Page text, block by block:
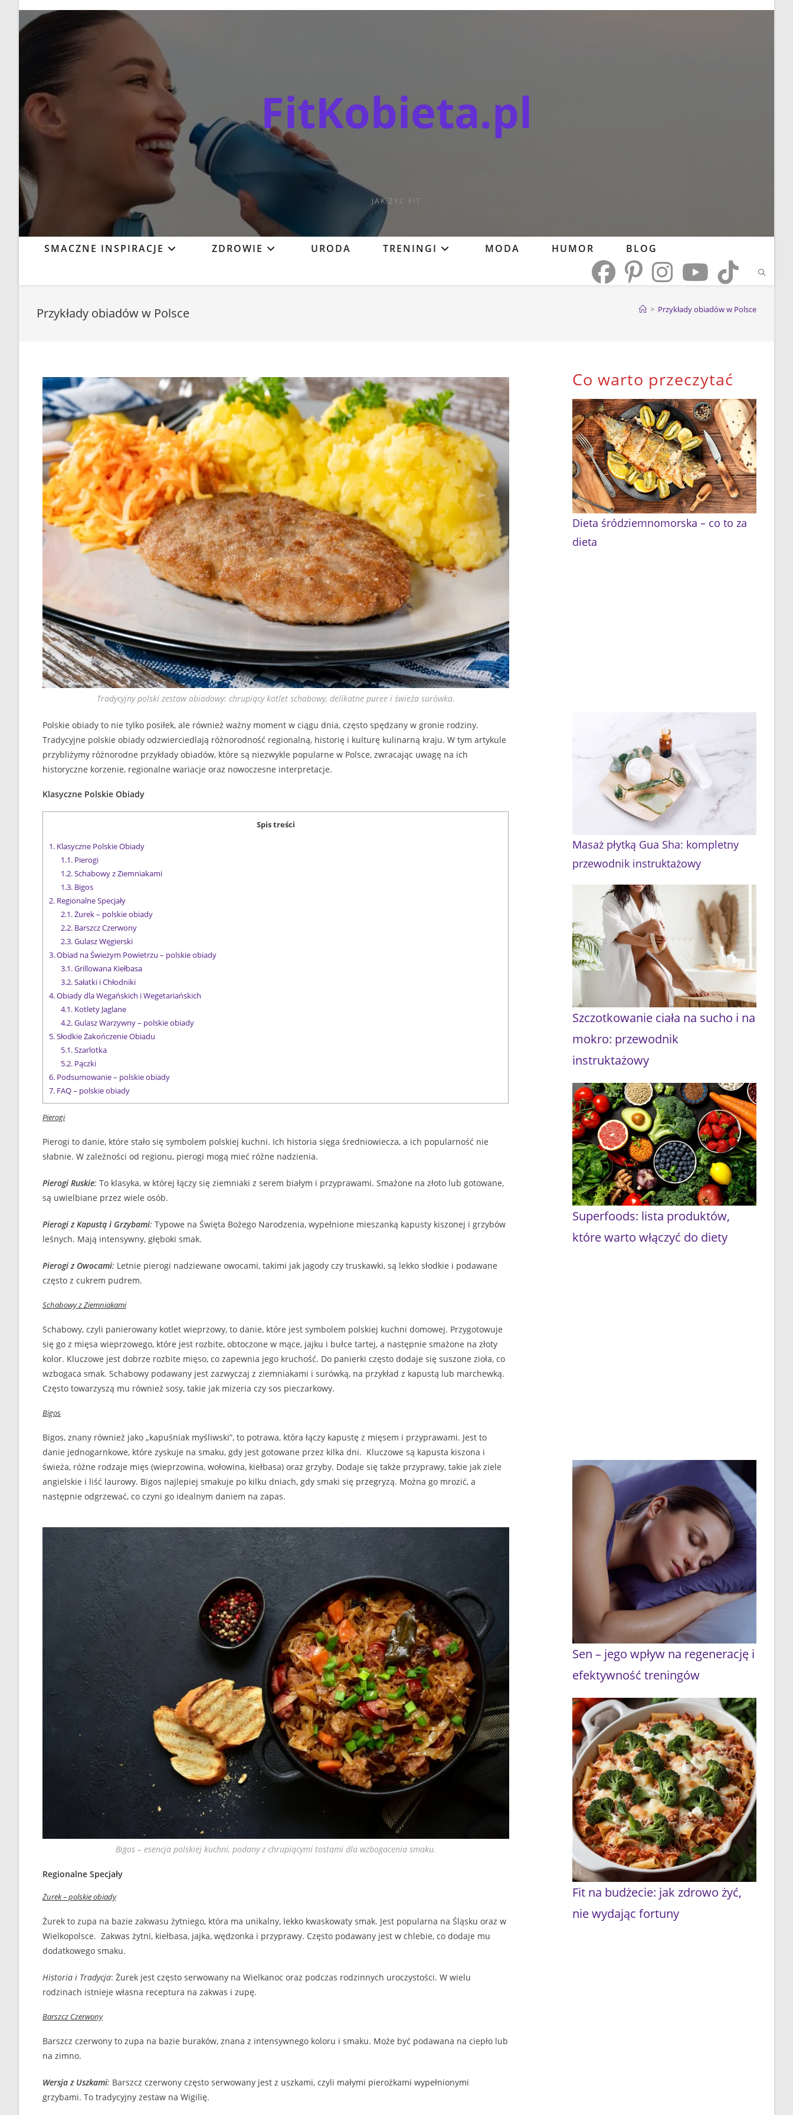
FitKobieta.pl
JAK ŻYC FIT
SMACZNE INSPIRACJE ZDROWIE URODA TRENINGI MODA HUMOR BLOG
Przykłady obiadów w Polsce > Przykłady obiadów w Polsce
Tradycyjny polski zestaw obiadowy: chrupiący kotlet schabowy, delikatne puree i świeża surówka.
Polskie obiady to nie tylko posiłek, ale również ważny moment w ciągu dnia, często spędzany w gronie rodziny.
Tradycyjne polskie obiady odzwierciedlają różnorodność regionalną, historię i kulturę kulinarną kraju. W tym artykule
przybliżymy różnorodne przykłady obiadów, które są niezwykle popularne w Polsce, zwracając uwagę na ich
historyczne korzenie, regionalne wariacje oraz nowoczesne interpretacje.
Klasyczne Polskie Obiady
Spis treści
1. Klasyczne Polskie Obiady
1.1.Pierogi
1.2.Schabowy z Ziemniakami
1.3.Bigos
2. Regionalne Specjały
2.1.Żurek – polskie obiady
2.2.Barszcz Czerwony
2.3.Gulasz Węgierski
3.Obiad na Świeżym Powietrzu – polskie obiady
3.1.Grillowana Kiełbasa
3.2.Sałatki i Chłodniki
4.Obiady dla Wegańskich i Wegetariańskich
4.1.Kotlety Jaglane
4.2.Gulasz Warzywny – polskie obiady
5.Słodkie Zakończenie Obiadu
5.1.Szarlotka
5.2.Pączki
6. Podsumowanie – polskie obiady
7. FAQ – polskie obiady
Pierogi
Pierogi to danie, które stało się symbolem polskiej kuchni. Ich historia sięga średniowiecza, a ich popularność nie
słabnie. W zależności od regionu, pierogi mogą mieć różne nadzienia.
Pierogi Ruskie: To klasyka, w której łączy się ziemniaki z serem białym i przyprawami. Smażone na złoto lub gotowane,
są uwielbiane przez wiele osób.
Pierogi z Kapustą i Grzybami: Typowe na Święta Bożego Narodzenia, wypełnione mieszanką kapusty kiszonej i grzybów
leśnych. Mają intensywny, głęboki smak.
Pierogi z Owocami: Letnie pierogi nadziewane owocami, takimi jak jagody czy truskawki, są lekko słodkie i podawane
często z cukrem pudrem.
Schabowy z Ziemniakami
Schabowy, czyli panierowany kotlet wieprzowy, to danie, które jest symbolem polskiej kuchni domowej. Przygotowuje
się go z mięsa wieprzowego, które jest rozbite, obtoczone w mące, jajku i bułce tartej, a następnie smażone na złoty
kolor. Kluczowe jest dobrze rozbite mięso, co zapewnia jego kruchość. Do panierki często dodaje się suszone zioła, co
wzbogaca smak. Schabowy podawany jest zazwyczaj z ziemniakami i surówką, na przykład z kapustą lub marchewką.
Często towarzyszą mu również sosy, takie jak mizeria czy sos pieczarkowy.
Bigos
Bigos, znany również jako „kapuśniak myśliwski”, to potrawa, która łączy kapustę z mięsem i przyprawami. Jest to
danie jednogarnkowe, które zyskuje na smaku, gdy jest gotowane przez kilka dni. Kluczowe są kapusta kiszona i
świeża, różne rodzaje mięs (wieprzowina, wołowina, kiełbasa) oraz grzyby. Dodaje się także przyprawy, takie jak ziele
angielskie i liść laurowy. Bigos najlepiej smakuje po kilku dniach, gdy smaki się przegryzą. Można go mrozić, a
następnie odgrzewać, co czyni go idealnym daniem na zapas.
Bigos – esencja polskiej kuchni, podany z chrupiącymi tostami dla wzbogacenia smaku.
Regionalne Specjały
Żurek – polskie obiady
Żurek to zupa na bazie zakwasu żytniego, która ma unikalny, lekko kwaskowaty smak. Jest popularna na Śląsku oraz w
Wielkopolsce. Zakwas żytni, kiełbasa, jajka, wędzonka i przyprawy. Często podawany jest w chlebie, co dodaje mu
dodatkowego smaku.
Historia i Tradycja: Żurek jest często serwowany na Wielkanoc oraz podczas rodzinnych uroczystości. W wielu
rodzinach istnieje własna receptura na zakwas i zupę.
Barszcz Czerwony
Barszcz czerwony to zupa na bazie buraków, znana z intensywnego koloru i smaku. Może być podawana na ciepło lub
na zimno.
Wersja z Uszkami: Barszcz czerwony często serwowany jest z uszkami, czyli małymi pierożkami wypełnionymi
grzybami. To tradycyjny zestaw na Wigilię.
Co warto przeczytać
Dieta śródziemnomorska – co to za
dieta
Masaż płytką Gua Sha: kompletny
przewodnik instruktażowy
Szczotkowanie ciała na sucho i na
mokro: przewodnik
instruktażowy
Superfoods: lista produktów,
które warto włączyć do diety
Sen – jego wpływ na regenerację i
efektywność treningów
Fit na budżecie: jak zdrowo żyć,
nie wydając fortuny